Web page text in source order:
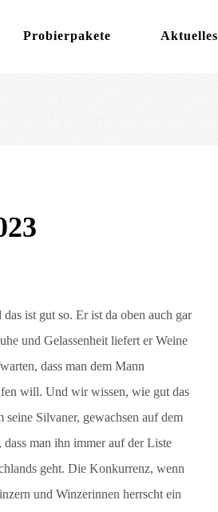
Probierpakete Aktuelles
ist gut so. Er ist da oben auch gar
und Gelassenheit liefert er Weine
dass man dem Mann
will. Und wir wissen, wie gut das
Silvaner, gewachsen auf dem
man ihn immer auf der Liste
geht. Die Konkurrenz, wenn
und Winzerinnen herrscht ein